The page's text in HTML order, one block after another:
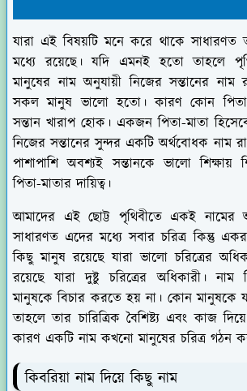
যারা এই বিষয়টি মনে করে থাকে সাধারণত
মধ্যে রয়েছে। যদি এমনই হতো তাহলে
মানুষের নাম অনুযায়ী নিজের সন্তানের নাম
সকল মানুষ ভালো হতো। কারণ কোন পিতা-
সন্তান খারাপ হোক। একজন পিতা-মাতা
নিজের সন্তানের সুন্দর একটি অর্থবোধক নাম
পাশাপাশি অবশ্যই সন্তানকে ভালো
পিতা-মাতার দায়িত্ব।
আমাদের এই ছোট্ট পৃথিবীতে একই নামের
সাধারণত এদের মধ্যে সবার চরিত্র কিন্তু
কিছু মানুষ রয়েছে যারা ভালো চরিত্রের
রয়েছে যারা দুষ্টু চরিত্রের অধিকারী।
মানুষকে বিচার করতে হয় না। কোন মানুষকে
তাহলে তার চারিত্রিক বৈশিষ্ট্য এবং কাজ
কারণ একটি নাম কখনো মানুষের চরিত্র গঠন
কিবরিয়া নাম দিয়ে কিছু নাম